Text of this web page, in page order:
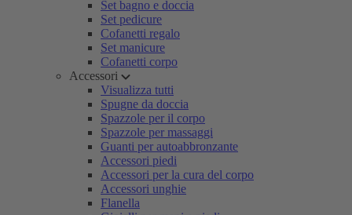
Set bagno e doccia
Set pedicure
Cofanetti regalo
Set manicure
Cofanetti corpo
Accessori
Visualizza tutti
Spugne da doccia
Spazzole per il corpo
Spazzole per massaggi
Guanti per autoabbronzante
Accessori piedi
Accessori per la cura del corpo
Accessori unghie
Flanella